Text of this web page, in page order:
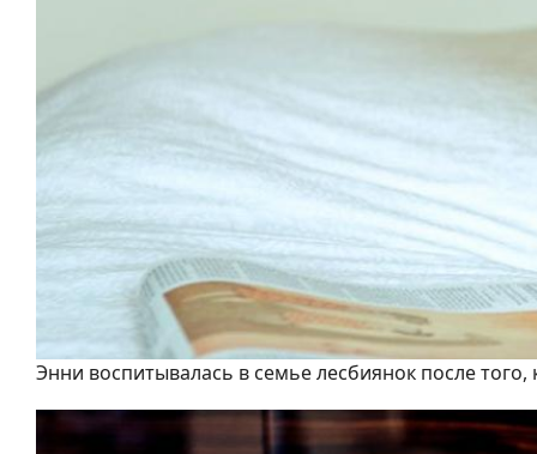
Энни воспитывалась в семье лесбиянок после того,